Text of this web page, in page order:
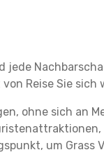
jede
Reise Sie sich
ohne sich an
um Grass